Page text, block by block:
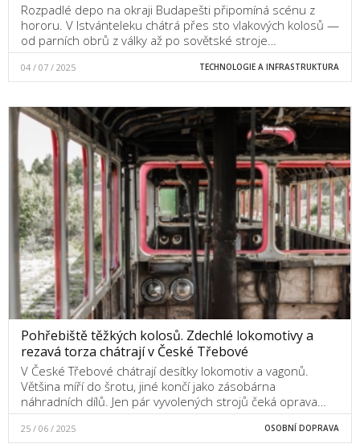
Rozpadlé depo na okraji Budapešti připomíná scénu z
hororu. V Istvánteleku chátrá přes sto vlakových kolosů —
od parních obrů z války až po sovětské stroje…
04 / 07 / 2025 TECHNOLOGIE A INFRASTRUKTURA
Pohřebiště těžkých kolosů. Zdechlé lokomotivy a
rezavá torza chátrají v České Třebové
V České Třebové chátrají desítky lokomotiv a vagonů.
Většina míří do šrotu, jiné končí jako zásobárna
náhradních dílů. Jen pár vyvolených strojů čeká oprava…
25 / 06 / 2025 OSOBNÍ DOPRAVA